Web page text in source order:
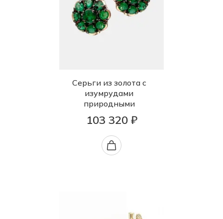
Серьги из золота с
изумрудами
природными
103 320 ₽